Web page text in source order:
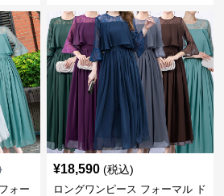
ォー
¥18,590 (税込)
ロングワンピース フォーマル ド